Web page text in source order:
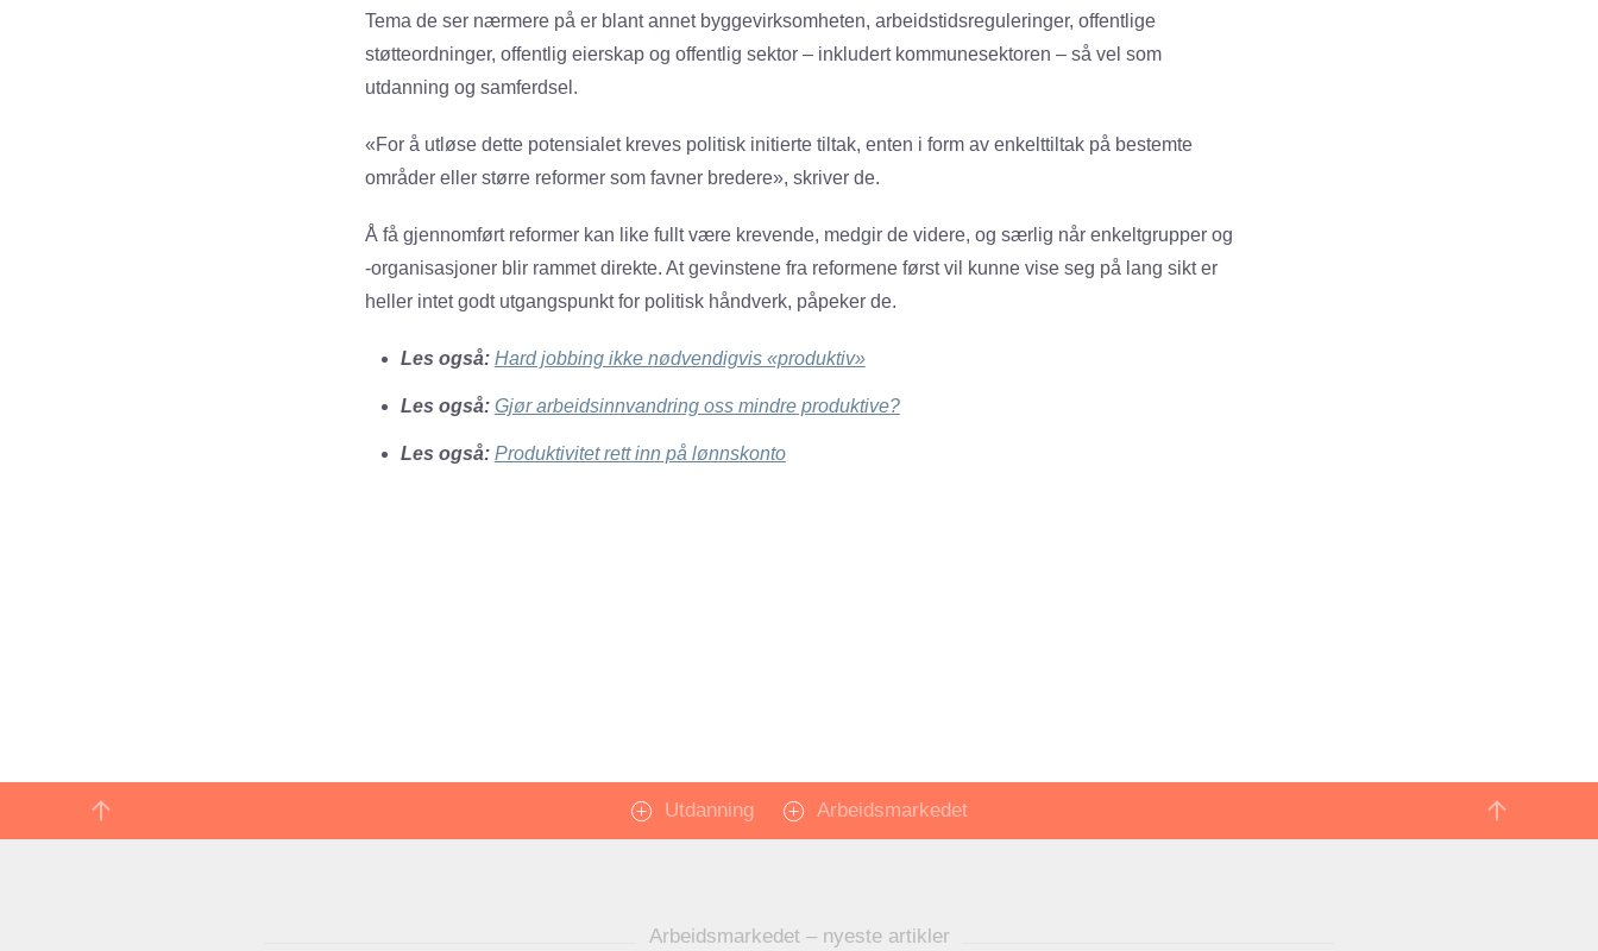
Tema de ser nærmere på er blant annet byggevirksomheten, arbeidstidsreguleringer, offentlige
støtteordninger, offentlig eierskap og offentlig sektor – inkludert kommunesektoren – så vel som
utdanning og samferdsel.
«For å utløse dette potensialet kreves politisk initierte tiltak, enten i form av enkelttiltak på bestemte
områder eller større reformer som favner bredere», skriver de.
Å få gjennomført reformer kan like fullt være krevende, medgir de videre, og særlig når enkeltgrupper og
-organisasjoner blir rammet direkte. At gevinstene fra reformene først vil kunne vise seg på lang sikt er
heller intet godt utgangspunkt for politisk håndverk, påpeker de.
Les også: Hard jobbing ikke nødvendigvis «produktiv»
Les også: Gjør arbeidsinnvandring oss mindre produktive?
Les også: Produktivitet rett inn på lønnskonto
Utdanning Arbeidsmarkedet
Arbeidsmarkedet – nyeste artikler